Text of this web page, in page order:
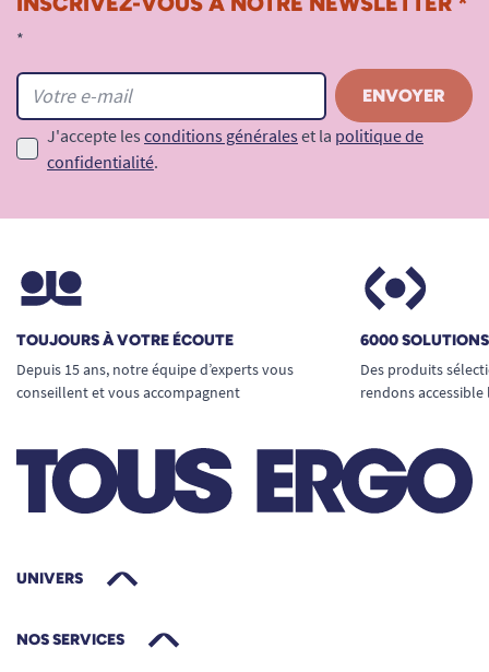
*
J'accepte les conditions générales et la politique de
confidentialité.
TOUJOURS À VOTRE ÉCOUTE
Depuis 15 ans, notre équipe d’experts vous
conseillent et vous accompagnent
6000
Des produits
rendons
UNIVERS
NOS SERVICES